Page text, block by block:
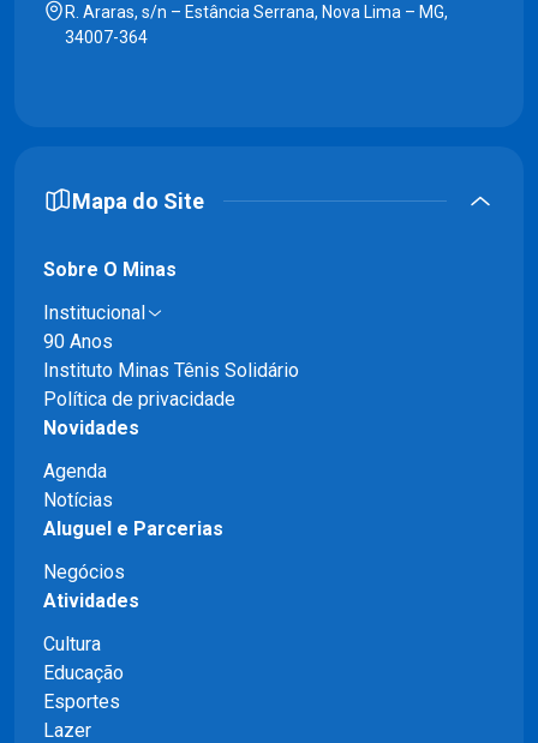
R. Araras, s/n – Estância Serrana, Nova Lima – MG,
34007-364
Mapa do Site
Sobre O Minas
Institucional
90 Anos
Instituto Minas Tênis Solidário
Política de privacidade
Novidades
Agenda
Notícias
Aluguel e Parcerias
Negócios
Atividades
Cultura
Educação
Esportes
Lazer